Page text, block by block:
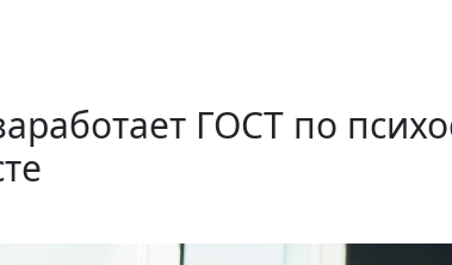
ГОСТ по